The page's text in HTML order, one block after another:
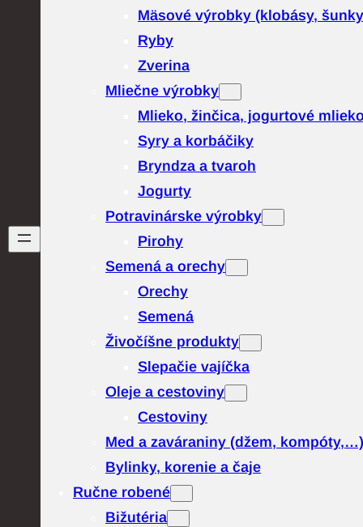
Mäsové výrobky (klobásy,
Ryby
Zverina
Mliečne výrobky
Mlieko, žinčica, jogurtové
Syry a korbáčiky
Bryndza a tvaroh
Jogurty
Potravinárske výrobky
Pirohy
Semená a orechy
Orechy
Semená
Živočíšne produkty
Slepačie vajíčka
Oleje a cestoviny
Cestoviny
Med a zaváraniny (džem, kompóty,…)
Bylinky, korenie a čaje
Ručne robené
Bižutéria